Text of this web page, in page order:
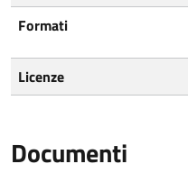
Formati
Licenze
Documenti